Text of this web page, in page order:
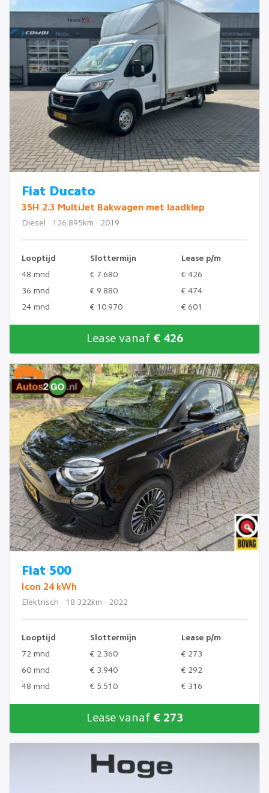
Fiat Ducato
35H 2.3 MultiJet Bakwagen met laadklep
Diesel · 126.895km · 2019
Looptijd Slottermijn
Lease p/m
48 mnd
€ 7.680
€ 426
36 mnd
€ 9.880
€ 474
24 mnd
€ 10.970 € 601
Lease vanaf € 426
Fiat 500
Icon 24 kWh
Elektrisch · 18.322km · 2022
Looptijd Slottermijn
Lease p/m
72 mnd
€ 2.360
€ 273
60 mnd
€ 3.940
€ 292
48 mnd
€ 5.510 € 316
Lease vanaf € 273